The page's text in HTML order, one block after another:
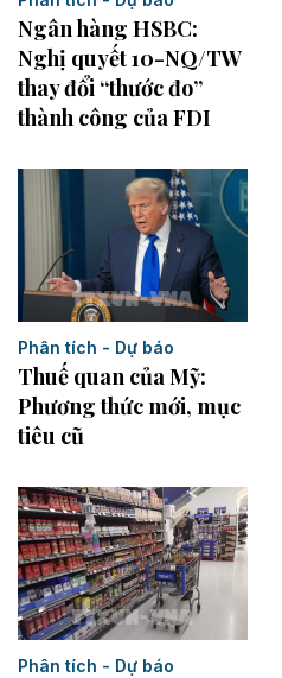
Ngân hàng HSBC:
Nghị quyết 10-NQ/TW
thay đổi “thước đo”
thành công của FDI
Phân tích - Dự báo
Thuế quan của Mỹ:
Phương thức mới, mục
tiêu cũ
Phân tích - Dự báo